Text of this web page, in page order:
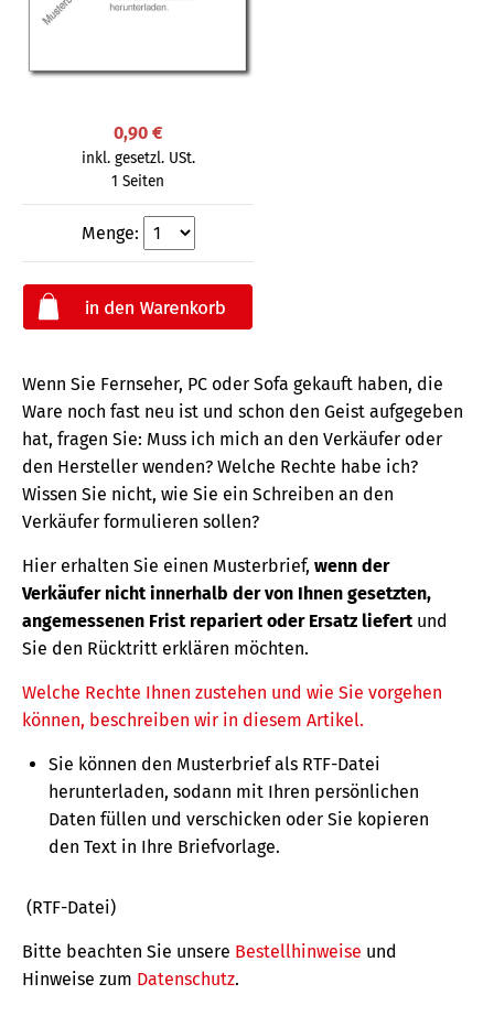
0,90 €
inkl. gesetzl. USt.
1 Seiten
Menge:
Wenn Sie Fernseher, PC oder Sofa gekauft haben, die
Ware noch fast neu ist und schon den Geist aufgegeben
hat, fragen Sie: Muss ich mich an den Verkäufer oder
den Hersteller wenden? Welche Rechte habe ich?
Wissen Sie nicht, wie Sie ein Schreiben an den
Verkäufer formulieren sollen?
Hier erhalten Sie einen Musterbrief, wenn der
Verkäufer nicht innerhalb der von Ihnen gesetzten,
angemessenen Frist repariert oder Ersatz liefert und
Sie den Rücktritt erklären möchten.
Welche Rechte Ihnen zustehen und wie Sie vorgehen
können, beschreiben wir in diesem Artikel.
Sie können den Musterbrief als RTF-Datei
herunterladen, sodann mit Ihren persönlichen
Daten füllen und verschicken oder Sie kopieren
den Text in Ihre Briefvorlage.
(RTF-Datei)
Bitte beachten Sie unsere Bestellhinweise und
Hinweise zum Datenschutz.